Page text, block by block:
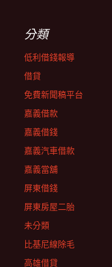
分類
低利借錢報導
借貸
免費新聞稿平台
嘉義借款
嘉義借錢
嘉義汽車借款
嘉義當舖
屏東借錢
屏東房屋二胎
未分類
比基尼線除毛
高雄借貸